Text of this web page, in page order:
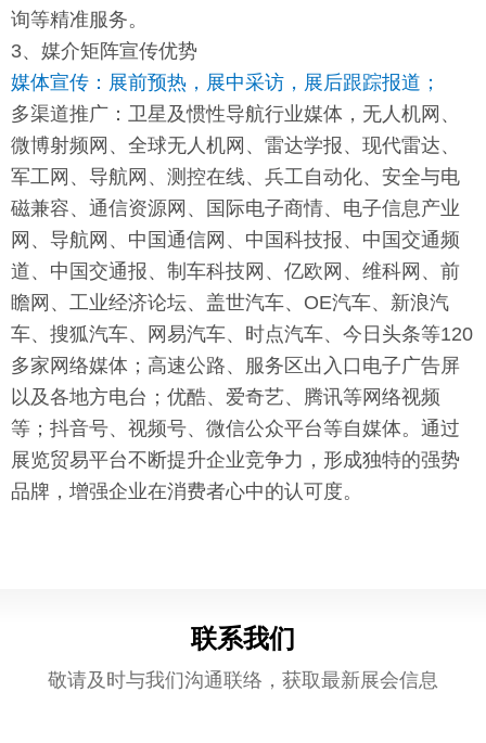
询等精准服务。
3、媒介矩阵宣传优势
媒体宣传：展前预热，展中采访，展后跟踪报道；
多渠道推广：卫星及惯性导航行业媒体， 无人机网、
微博射频网、全球无人机网、雷达学报、现代雷达、
军工网、导航网、测控在线、兵工自动化、安全与电
磁兼容、通信资源网、国际电子商情、电子信息产业
网、导航网、中国通信网、中国科技报、中国交通频
道、中国交通报、制车科技网、亿欧网、维科网、前
瞻网、工业经济论坛、 盖世汽车、OE汽车、新浪汽
车、搜狐汽车、网易汽车、时点汽车、今日头条等120
多家网络媒体；高速公路、服务区出入口电子广告屏
以及各地方电台；优酷、爱奇艺、腾讯等网络视频
等；抖音号、视频号、微信公众平台等自媒体。通过
展览贸易平台不断提升企业竞争力，形成独特的强势
品牌，增强企业在消费者心中的认可度。
联系我们
敬请及时与我们沟通联络，获取最新展会信息